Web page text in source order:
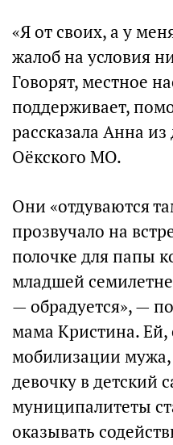
«Я от своих, а у
жалоб на условия
Говорят, местное
поддерживает,
рассказала Анна
Оёкского МО.
Они «отдуваются
прозвучало на
полочке для папы
младшей
— обрадуется», —
мама Кристина. Ей,
мобилизации мужа,
девочку в детский
муниципалитеты
оказывать